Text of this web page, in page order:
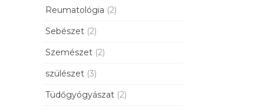
Reumatológia (2)
Sebészet (2)
Szemészet (2)
szülészet (3)
Tüdőgyógyászat (2)